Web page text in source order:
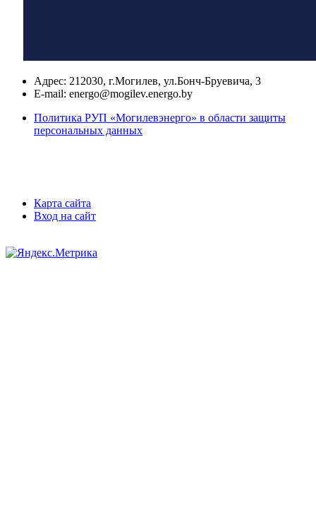
Адрес: 212030, г.Могилев, ул.Бонч-Бруевича, 3
E-mail: energo@mogilev.energo.by
Политика РУП «Могилевэнерго» в области защиты
персональных данных
Карта сайта
Вход на сайт